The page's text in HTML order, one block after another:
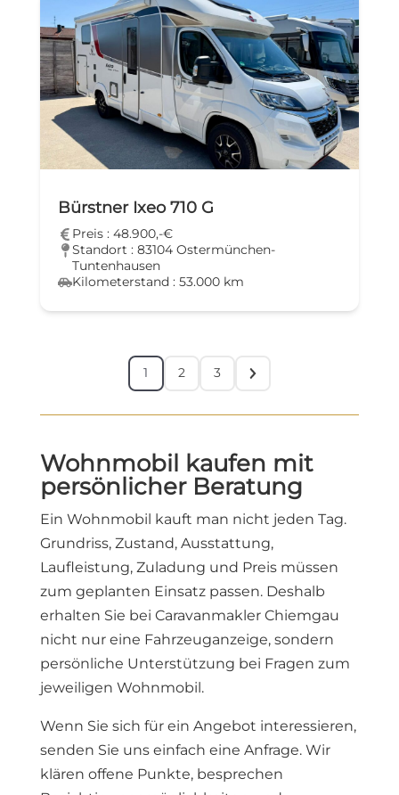
Bürstner Ixeo 710 G
Preis : 48.900,-€
Standort : 83104 Ostermünchen-
Tuntenhausen
Kilometerstand : 53.000 km
1 2 3
Wohnmobil kaufen mit
persönlicher Beratung
Ein Wohnmobil kauft man nicht jeden Tag.
Grundriss, Zustand, Ausstattung,
Laufleistung, Zuladung und Preis müssen
zum geplanten Einsatz passen. Deshalb
erhalten Sie bei Caravanmakler Chiemgau
nicht nur eine Fahrzeuganzeige, sondern
persönliche Unterstützung bei Fragen zum
jeweiligen Wohnmobil.
Wenn Sie sich für ein Angebot interessieren,
senden Sie uns einfach eine Anfrage. Wir
klären offene Punkte, besprechen